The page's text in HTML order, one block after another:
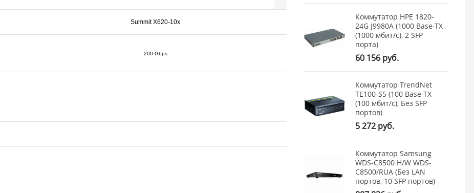
Summit X620-10x
200 Gbps
-
Коммутатор HPE 1820-
24G J9980A (1000 Base-TX
(1000 мбит/с), 2 SFP
порта)
60 156 руб.
Коммутатор TrendNet
TE100-S5 (100 Base-TX
(100 мбит/с), Без SFP
портов)
5 272 руб.
Коммутатор Samsung
WDS-C8500 H/W WDS-
C8500/RUA (Без LAN
портов, 10 SFP портов)